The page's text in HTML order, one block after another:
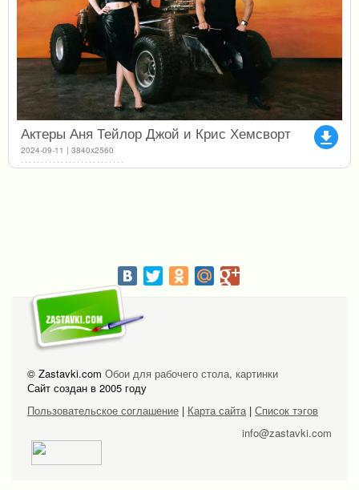
file_download
Актеры Аня Тейлор Джой и Крис Хемсворт
2024-09-11 | 3840x2560
© Zastavki.com Обои для рабочего стола, картинки
Сайт создан в 2005 году
Пользовательское соглашение | Карта сайта| Список тэгов
info@zastavki.com